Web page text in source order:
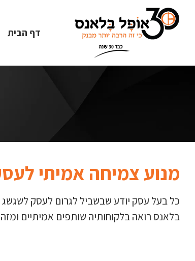
דף הבית
מנוע צמיחה אמיתי
כל בעל עסק יודע שבשביל לגרום לעסק לשגשג
בלאנס רואה בלקוחותיה שותפים אמיתיים